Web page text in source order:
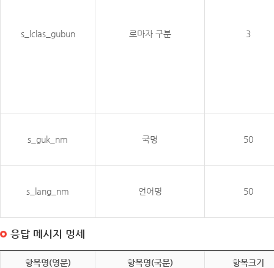
s_lclas_gubun 로마자 구분 3
s_guk_nm 국명 50
s_lang_nm 언어명 50
응답 메시지 명세
항목명(영문) 항목명(국문) 항목크기